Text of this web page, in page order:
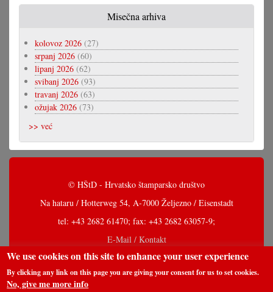
Misečna arhiva
kolovoz 2026 (27)
srpanj 2026 (60)
lipanj 2026 (62)
svibanj 2026 (93)
travanj 2026 (63)
ožujak 2026 (73)
>> već
© HŠtD - Hrvatsko štamparsko društvo
Na hataru / Hotterweg 54, A-7000 Željezno / Eisenstadt
tel: +43 2682 61470; fax: +43 2682 63057-9;
E-Mail / Kontakt
We use cookies on this site to enhance your user experience
By clicking any link on this page you are giving your consent for us to set cookies.
No, give me more info